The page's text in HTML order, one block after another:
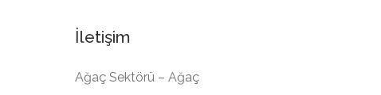
İletişim
Ağaç Sektörü – Ağaç